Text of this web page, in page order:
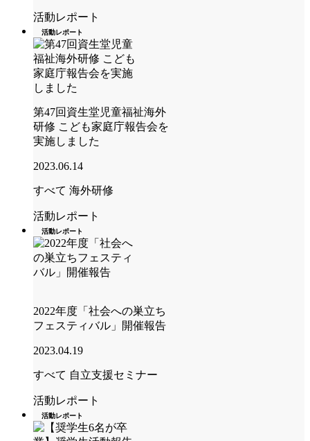
活動レポート
活動レポート
第47回資生堂児童福祉海外
研修 こども家庭庁報告会を
実施しました
2023.06.14
すべて 海外研修
活動レポート
活動レポート
2022年度「社会への巣立ち
フェスティバル」開催報告
2023.04.19
すべて 自立支援セミナー
活動レポート
活動レポート